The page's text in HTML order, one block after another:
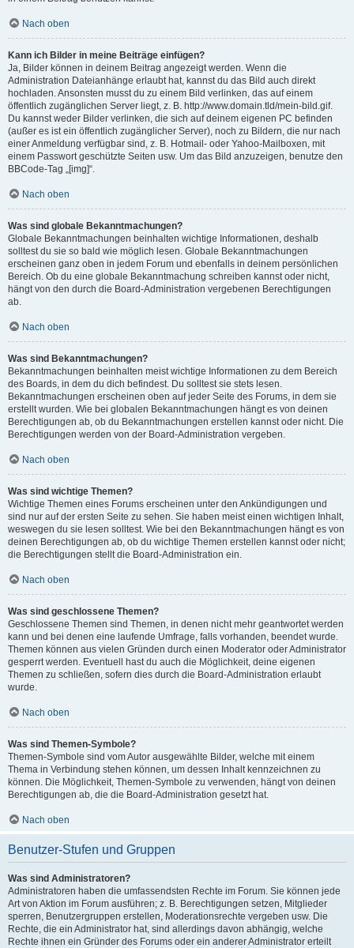
Nach oben
Kann ich Bilder in meine Beiträge einfügen?
Ja, Bilder können in deinem Beitrag angezeigt werden. Wenn die
Administration Dateianhänge erlaubt hat, kannst du das Bild auch direkt
hochladen. Ansonsten musst du zu einem Bild verlinken, das auf einem
öffentlich zugänglichen Server liegt, z. B. http://www.domain.tld/mein-bild.gif.
Du kannst weder Bilder verlinken, die sich auf deinem eigenen PC befinden
(außer es ist ein öffentlich zugänglicher Server), noch zu Bildern, die nur nach
einer Anmeldung verfügbar sind, z. B. Hotmail- oder Yahoo-Mailboxen, mit
einem Passwort geschützte Seiten usw. Um das Bild anzuzeigen, benutze den
BBCode-Tag „[img]“.
Nach oben
Was sind globale Bekanntmachungen?
Globale Bekanntmachungen beinhalten wichtige Informationen, deshalb
solltest du sie so bald wie möglich lesen. Globale Bekanntmachungen
erscheinen ganz oben in jedem Forum und ebenfalls in deinem persönlichen
Bereich. Ob du eine globale Bekanntmachung schreiben kannst oder nicht,
hängt von den durch die Board-Administration vergebenen Berechtigungen
ab.
Nach oben
Was sind Bekanntmachungen?
Bekanntmachungen beinhalten meist wichtige Informationen zu dem Bereich
des Boards, in dem du dich befindest. Du solltest sie stets lesen.
Bekanntmachungen erscheinen oben auf jeder Seite des Forums, in dem sie
erstellt wurden. Wie bei globalen Bekanntmachungen hängt es von deinen
Berechtigungen ab, ob du Bekanntmachungen erstellen kannst oder nicht. Die
Berechtigungen werden von der Board-Administration vergeben.
Nach oben
Was sind wichtige Themen?
Wichtige Themen eines Forums erscheinen unter den Ankündigungen und
sind nur auf der ersten Seite zu sehen. Sie haben meist einen wichtigen Inhalt,
weswegen du sie lesen solltest. Wie bei den Bekanntmachungen hängt es von
deinen Berechtigungen ab, ob du wichtige Themen erstellen kannst oder nicht;
die Berechtigungen stellt die Board-Administration ein.
Nach oben
Was sind geschlossene Themen?
Geschlossene Themen sind Themen, in denen nicht mehr geantwortet werden
kann und bei denen eine laufende Umfrage, falls vorhanden, beendet wurde.
Themen können aus vielen Gründen durch einen Moderator oder Administrator
gesperrt werden. Eventuell hast du auch die Möglichkeit, deine eigenen
Themen zu schließen, sofern dies durch die Board-Administration erlaubt
wurde.
Nach oben
Was sind Themen-Symbole?
Themen-Symbole sind vom Autor ausgewählte Bilder, welche mit einem
Thema in Verbindung stehen können, um dessen Inhalt kennzeichnen zu
können. Die Möglichkeit, Themen-Symbole zu verwenden, hängt von deinen
Berechtigungen ab, die die Board-Administration gesetzt hat.
Nach oben
Benutzer-Stufen und Gruppen
Was sind Administratoren?
Administratoren haben die umfassendsten Rechte im Forum. Sie können jede
Art von Aktion im Forum ausführen; z. B. Berechtigungen setzen, Mitglieder
sperren, Benutzergruppen erstellen, Moderationsrechte vergeben usw. Die
Rechte, die ein Administrator hat, sind allerdings davon abhängig, welche
Rechte ihnen ein Gründer des Forums oder ein anderer Administrator erteilt